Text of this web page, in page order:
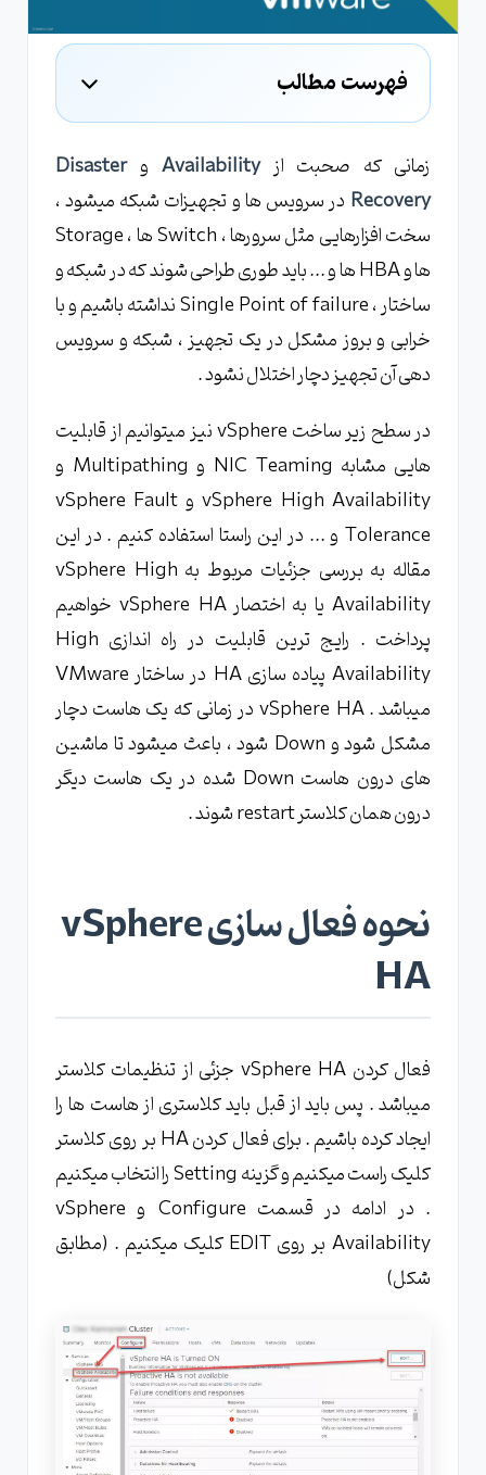
فهرست مطالب
نحوه فعال سازی vSphere HA
پیش نیازهای vSphere HA
vSphere HA heartbeats
جزئیات Network heartbeats
جزئیات Storage Heartbeats
زمانی که صحبت ازAvailability وDisaster
Recovery در سرویس ها و تجهیزات شبکه میشود ،
سخت افزارهایی مثل سرورها ، Switch ها ، Storage
ها و HBA ها و ... باید طوری طراحی شوند که در شبکه و
ساختار ، Single Point of failure نداشته باشیم و با
خرابی و بروز مشکل در یک تجهیز ، شبکه و سرویس
دهی آن تجهیز دچار اختلال نشود .
در سطح زیر ساخت vSphere نیز میتوانیم از قابلیت
هایی مشابه NIC Teaming و Multipathing و
vSphere High Availability و vSphere Fault
Tolerance و ... در این راستا استفاده کنیم . در این
مقاله به بررسی جزئیات مربوط به vSphere High
Availability یا به اختصار vSphere HA خواهیم
پرداخت . رایج ترین قابلیت در راه اندازی High
Availability پیاده سازی HA در ساختار VMware
میباشد . vSphere HA در زمانی که یک هاست دچار
مشکل شود و Down شود ، باعث میشود تا ماشین
های درون هاست Down شده در یک هاست دیگر
درون همان کلاستر restart شوند .
نحوه فعال سازی vSphere
HA
فعال کردن vSphere HA جزئی از تنظیمات کلاستر
میباشد . پس باید از قبل باید کلاستری از هاست ها را
ایجاد کرده باشیم . برای فعال کردن HA بر روی کلاستر
کلیک راست میکنیم و گزینه Setting را انتخاب میکنیم
. در ادامه در قسمت Configure و vSphere
Availability بر روی EDIT کلیک میکنیم . (مطابق
شکل)